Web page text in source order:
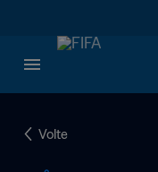
Volte